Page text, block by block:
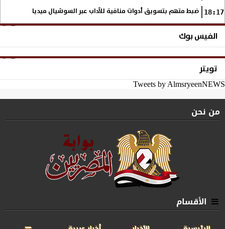
18:17 ضبط متهم بتسويق أدوات منافية للآداب عبر السوشيال ميديا
الفيس بوك
تويتر
Tweets by AlmsryeenNEWS
من نحن
الأقسام